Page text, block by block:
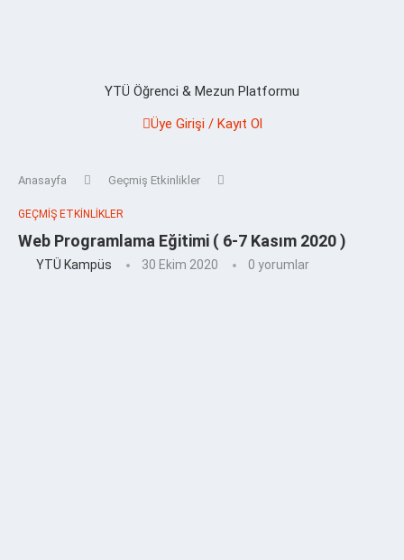
YTÜ Öğrenci & Mezun Platformu
Üye Girişi / Kayıt Ol
Anasayfa Geçmiş Etkinlikler
GEÇMIŞ ETKINLIKLER
Web Programlama Eğitimi ( 6-7 Kasım 2020 )
YTÜ Kampüs 30 Ekim 2020 0 yorumlar